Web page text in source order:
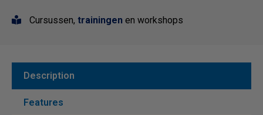
Cursussen, trainingen en workshops
Description
Features